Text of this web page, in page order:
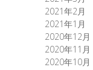
2021年2月
2021年1月
2020年12月
2020年11月
2020年10月